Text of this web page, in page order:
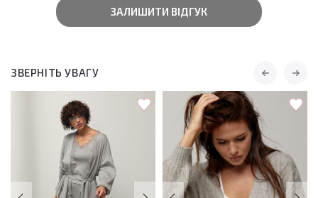
ЗАЛИШИТИ ВІДГУК
ЗВЕРНІТЬ УВАГУ